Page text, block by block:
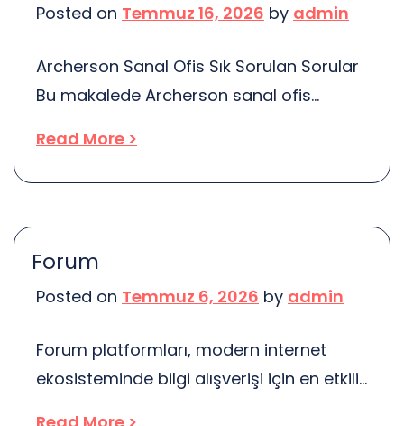
literatür taraması yapmak için bazı
Posted on Temmuz 16, 2026 by admin
Archerson Sanal Ofis Sık Sorulan Sorular
Bu makalede Archerson sanal ofis
sorulara yanıtlar verilecektir. Sanal ofis,
günümüzde birçok işletme için önemli bir
avantajlar sağlar? İşte bu sorulara
cevap ararken, Archerson’un sunduğu
Öncelikle, sanal ofis […]
Read More >
Forum
Posted on Temmuz 6, 2026 by admin
Forum platformları, modern internet
ekosisteminde bilgi alışverişi için en etkili